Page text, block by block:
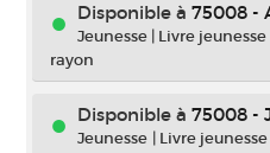
Disponible à 75008 -
Jeunesse | Livre jeunesse
rayon
Disponible à 75008 -
Jeunesse | Livre jeunesse